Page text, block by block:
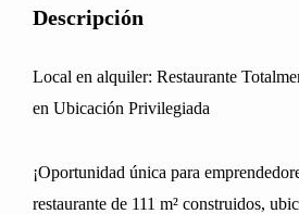
Descripción
Local en alquiler: Restaurante
en Ubicación Privilegiada
¡Oportunidad única para
restaurante de 111 m² construidos,